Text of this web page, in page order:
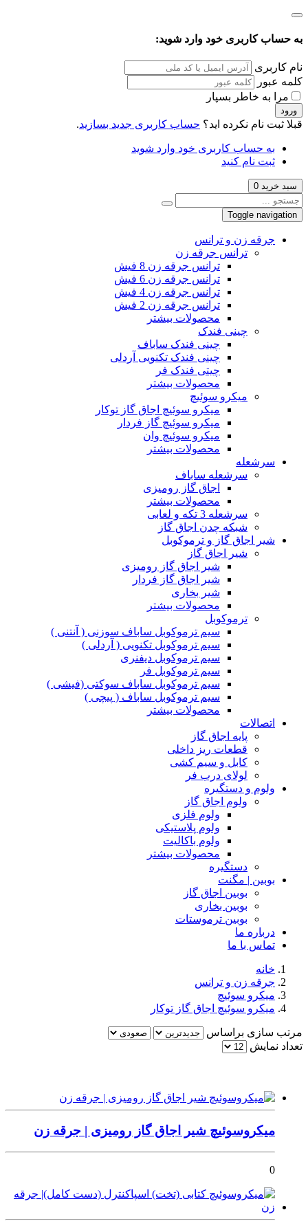
به حساب کاربری خود وارد شوید:
نام کاربری
کلمه عبور
مرا به خاطر بسپار
ورود
قبلا ثبت نام نکرده اید؟ حساب کاربری جدید بسازید.
به حساب کاربری خود وارد شوید
ثبت نام کنید
سبد خرید 0
Toggle navigation
جرقه زن و ترانس
ترانس جرقه زن
ترانس جرقه زن 8 فیش
ترانس جرقه زن 6 فیش
ترانس جرقه زن 4 فیش
ترانس جرقه زن 2 فیش
محصولات بیشتر
چینی فندک
چینی فندک ساباف
چینی فندک تکنویی آردلی
چیتی فندک فر
محصولات بیشتر
میکرو سوئیچ
میکرو سوئیچ اجاق گاز توکار
میکرو سوئیچ گاز فردار
میکرو سوئیچ وان
محصولات بیشتر
سرشعله
سرشعله ساباف
اجاق گاز رومیزی
محصولات بیشتر
سرشعله 3 تکه و لعابی
شبکه چدن اجاق گاز
شیر اجاق گاز و ترموکوبل
شیر اجاق گاز
شیر اجاق گاز رومیزی
شیر اجاق گاز فردار
شیر بخاری
محصولات بیشتر
ترموکوبل
سیم ترموکوبل ساباف سوزنی ( آنتنی )
سیم ترموکوبل تکنویی ( آردلی )
سیم ترموکوبل دیفنری
سیم ترموکوبل فر
سیم ترموکوبل ساباف سوکتی (فیشی )
سیم ترموکوبل ساباف ( پیچی )
محصولات بیشتر
اتصالات
پایه اجاق گاز
قطعات ریز داخلی
کابل و سیم کشی
لولای درب فر
ولوم و دستگیره
ولوم اجاق گاز
ولوم فلزی
ولوم پلاستیکی
ولوم باکالیت
محصولات بیشتر
دستگیره
بوبین | مگنت
بوبین اجاق گاز
بوبین بخاری
بوبین ترموستات
درباره ما
تماس با ما
خانه
جرقه زن و ترانس
میکرو سوئیچ
میکرو سوئیچ اجاق گاز توکار
مرتب سازی براساس
تعداد نمایش
میکروسوئیچ شیر اجاق گاز رومیزی | جرقه زن
0